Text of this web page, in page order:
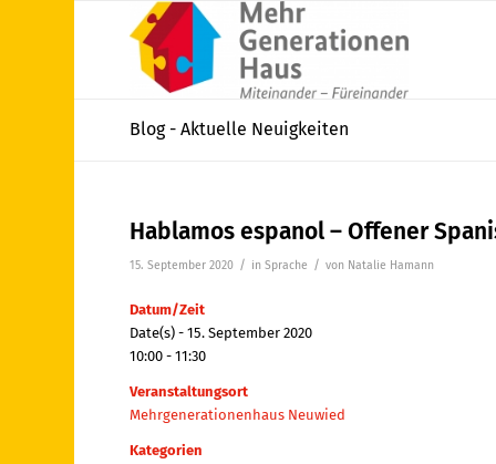
Blog - Aktuelle Neuigkeiten
Hablamos espanol – Offener
15. September 2020 / inSprache / von Natalie Hamann
Datum/Zeit
Date(s) - 15. September 2020
10:00 - 11:30
Veranstaltungsort
Mehrgenerationenhaus Neuwied
Kategorien